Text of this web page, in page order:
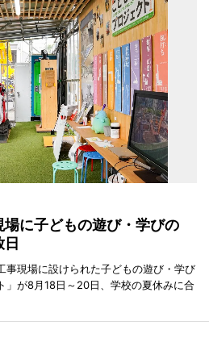
に子どもの遊び・学びの
事現場に設けられた子どもの遊び・学び
」が8月18日～20日、学校の夏休みに合